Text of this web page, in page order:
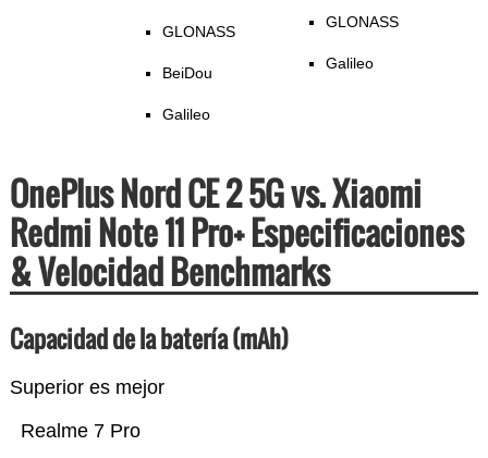
GLONASS
BeiDou
Galileo
GLONASS
Galileo
OnePlus Nord CE 2 5G vs. Xiaomi
Redmi Note 11 Pro+ Especificaciones
& Velocidad Benchmarks
Capacidad de la batería (mAh)
Superior es mejor
Realme 7 Pro